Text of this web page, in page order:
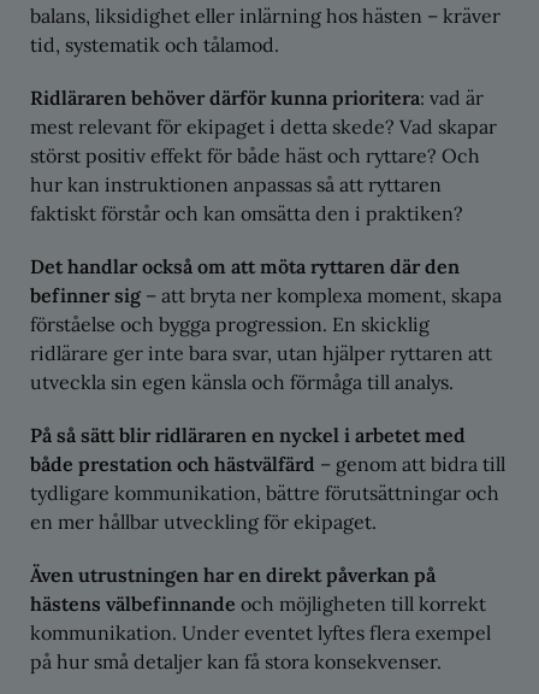
balans, liksidighet eller inlärning hos hästen – kräver
tid, systematik och tålamod.
Ridläraren behöver därför kunna prioritera: vad är
mest relevant för ekipaget i detta skede? Vad skapar
störst positiv effekt för både häst och ryttare? Och
hur kan instruktionen anpassas så att ryttaren
faktiskt förstår och kan omsätta den i praktiken?
Det handlar också om att möta ryttaren där den
befinner sig– att bryta ner komplexa moment, skapa
förståelse och bygga progression. En skicklig
ridlärare ger inte bara svar, utan hjälper ryttaren att
utveckla sin egen känsla och förmåga till analys.
På så sätt blir ridläraren en nyckel i arbetet med
både prestation och hästvälfärd – genom att bidra till
tydligare kommunikation, bättre förutsättningar och
en mer hållbar utveckling för ekipaget.
Även utrustningen har en direkt påverkan på
hästens välbefinnande och möjligheten till korrekt
kommunikation. Under eventet lyftes flera exempel
på hur små detaljer kan få stora konsekvenser.